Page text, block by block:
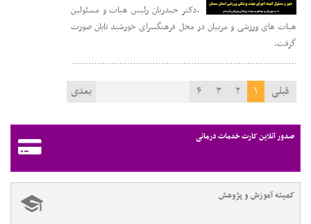
،دکتر حیدریان رئیس هیات و مسئولین
هیات های ورزشی و مربیان در محل فرهنگسرای خورشید تابان صورت
گرفت.
قبلی ۱ ۲ ۳ ۴ بعدی
صدور آنلاین کارت خدمات درمانی
کمیته آموزش و پژوهش